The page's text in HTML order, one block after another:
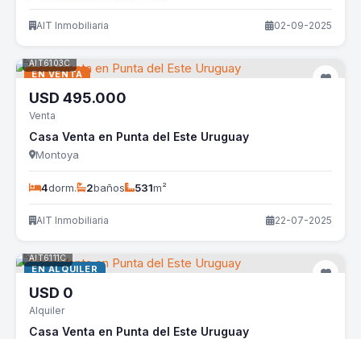
AIT Inmobiliaria 02-09-2025
EN VENTA
AIT6103C
USD 495.000
Venta
Casa Venta en Punta del Este Uruguay
Montoya
4dorm. 2baños 531m²
AIT Inmobiliaria 22-07-2025
EN ALQUILER
AIT6111C
USD 0
Alquiler
Casa Venta en Punta del Este Uruguay